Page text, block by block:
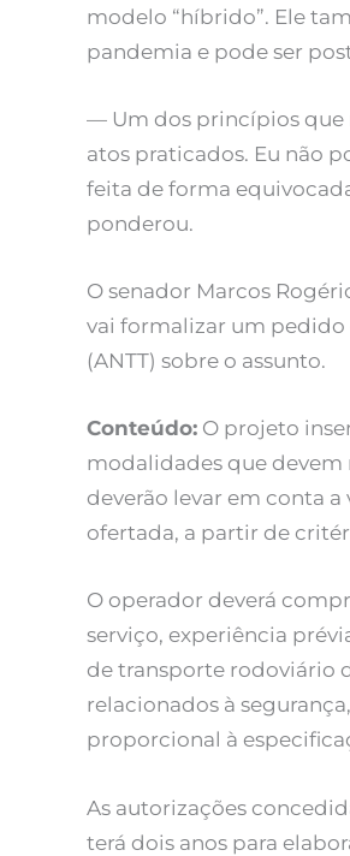
modelo “híbrido”. Ele
pandemia e pode ser
— Um dos princípios que
atos praticados. Eu não
feita de forma
ponderou.
O senador Marcos
vai formalizar um pedido
(ANTT) sobre o assunto.
Conteúdo: O projeto
modalidades que devem
deverão levar em conta
ofertada, a partir de
O operador deverá
serviço, experiência
de transporte rodoviário
relacionados à
proporcional à
As autorizações
terá dois anos para